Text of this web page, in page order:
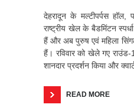
देहरादून के मल्टीपर्पस
राष्ट्रीय खेल के बैडमिंटन
हैं और अब पुरुष एवं महिला
हैं। रविवार को खेले गए
शानदार प्रदर्शन किया और
READ MORE